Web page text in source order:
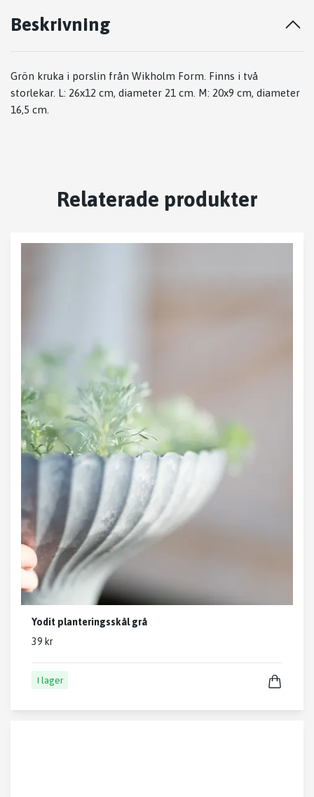
Beskrivning
Grön kruka i porslin från Wikholm Form. Finns i två
storlekar. L: 26x12 cm, diameter 21 cm. M: 20x9 cm, diameter
16,5 cm.
Relaterade produkter
Yodit planteringsskål grå
39 kr
I lager